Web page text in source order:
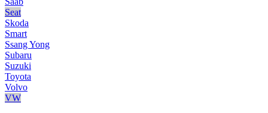
Seat
Skoda
Smart
Ssang Yong
Subaru
Suzuki
Toyota
Volvo
VW